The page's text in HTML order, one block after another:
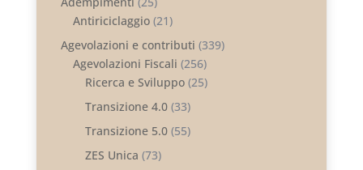
Antiriciclaggio(21)
Agevolazioni e contributi (339)
Agevolazioni Fiscali (256)
Ricerca e Sviluppo(25)
Transizione 4.0(33)
Transizione 5.0(55)
ZES Unica (73)